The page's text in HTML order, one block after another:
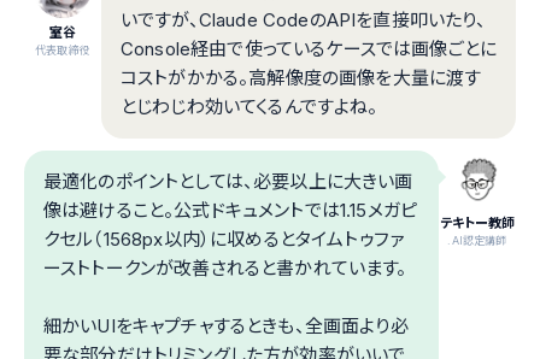
室谷
代表取締役
いですが、Claude CodeのAPIを直接叩いたり、
Console経由で使っているケースでは画像ごとに
コストがかかる。高解像度の画像を大量に渡す
とじわじわ効いてくるんですよね。
テキトー教師
.AI認定講師
最適化のポイントとしては、必要以上に大きい画
像は避けること。公式ドキュメントでは1.15メガピ
クセル（1568px以内）に収めるとタイムトゥファ
ーストトークンが改善されると書かれています。
細かいUIをキャプチャするときも、全画面より必
要な部分だけトリミングした方が効率がいいで